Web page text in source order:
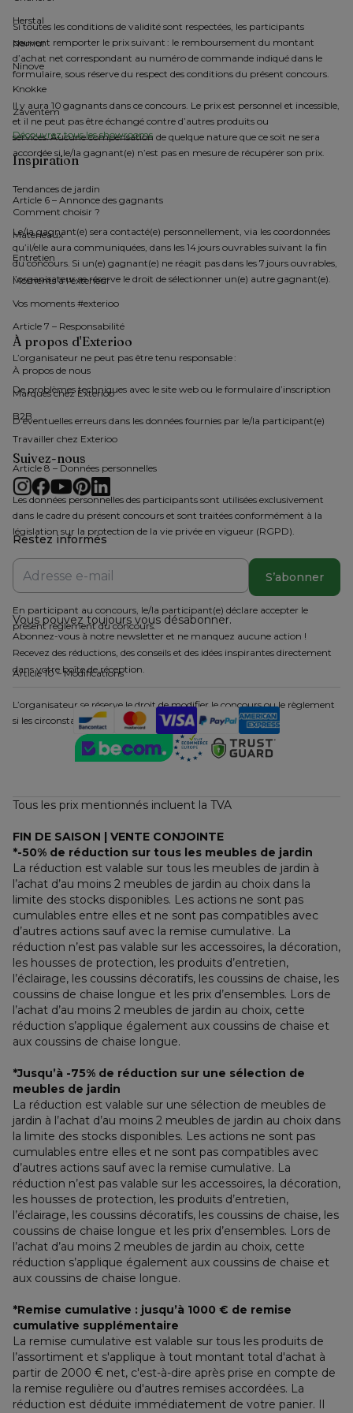
Si toutes les conditions de validité sont respectées, les participants
peuvent remporter le prix suivant : le remboursement du montant
d’achat net correspondant au numéro de commande indiqué dans le
formulaire, sous réserve du respect des conditions du présent concours.
Il y aura 10 gagnants dans ce concours. Le prix est personnel et incessible,
et il ne peut pas être échangé contre d’autres produits ou
services. Aucune compensation de quelque nature que ce soit ne sera
accordée si le/la gagnant(e) n’est pas en mesure de récupérer son prix.
Article 6 – Annonce des gagnants
Le/la gagnant(e) sera contacté(e) personnellement, via les coordonnées
qu’il/elle aura communiquées, dans les 14 jours ouvrables suivant la fin
du concours. Si un(e) gagnant(e) ne réagit pas dans les 7 jours ouvrables,
l’organisateur se réserve le droit de sélectionner un(e) autre gagnant(e).
Article 7 – Responsabilité
L’organisateur ne peut pas être tenu responsable :
De problèmes techniques avec le site web ou le formulaire d’inscription
D’éventuelles erreurs dans les données fournies par le/la participant(e)
Article 8 – Données personnelles
Les données personnelles des participants sont utilisées exclusivement
dans le cadre du présent concours et sont traitées conformément à la
législation sur la protection de la vie privée en vigueur (RGPD).
Article 9 – Acceptation du règlement
En participant au concours, le/la participant(e) déclare accepter le
présent règlement du concours.
Article 10 – Modifications
L’organisateur se réserve le droit de modifier le concours ou le règlement
si les circonstances l’exigent.
Herstal
Namur
Ninove
Knokke
Zaventem
Découvrez tous les showrooms
Inspiration
Tendances de jardin
Comment choisir ?
Materieaux
Entretien
Moments à l'exterieur
Vos moments #exterioo
À propos d'Exterioo
À propos de nous
Marques chez Exterioo
B2B
Travailler chez Exterioo
Suivez-nous
Restez informés
S’abonner
Vous pouvez toujours vous désabonner.
Abonnez-vous à notre newsletter et ne manquez aucune action !
Recevez des réductions, des conseils et des idées inspirantes directement
dans votre boîte de réception.
Tous les prix mentionnés incluent la TVA
FIN DE SAISON | VENTE CONJOINTE
*-50% de réduction sur tous les meubles de jardin
La réduction est valable sur tous les meubles de jardin à
l’achat d’au moins 2 meubles de jardin au choix dans la
limite des stocks disponibles. Les actions ne sont pas
cumulables entre elles et ne sont pas compatibles avec
d’autres actions sauf avec la remise cumulative. La
réduction n’est pas valable sur les accessoires, la décoration,
les housses de protection, les produits d’entretien,
l’éclairage, les coussins décoratifs, les coussins de chaise, les
coussins de chaise longue et les prix d’ensembles. Lors de
l’achat d’au moins 2 meubles de jardin au choix, cette
réduction s’applique également aux coussins de chaise et
aux coussins de chaise longue.
*Jusqu’à -75% de réduction sur une sélection de
meubles de jardin
La réduction est valable sur une sélection de meubles de
jardin à l’achat d’au moins 2 meubles de jardin au choix dans
la limite des stocks disponibles. Les actions ne sont pas
cumulables entre elles et ne sont pas compatibles avec
d’autres actions sauf avec la remise cumulative. La
réduction n’est pas valable sur les accessoires, la décoration,
les housses de protection, les produits d’entretien,
l’éclairage, les coussins décoratifs, les coussins de chaise, les
coussins de chaise longue et les prix d’ensembles. Lors de
l’achat d’au moins 2 meubles de jardin au choix, cette
réduction s’applique également aux coussins de chaise et
aux coussins de chaise longue.
*Remise cumulative : jusqu’à 1000 € de remise
cumulative supplémentaire
La remise cumulative est valable sur tous les produits de
l’assortiment et s'applique à tout montant total d'achat à
partir de 2000 € net, c'est-à-dire après prise en compte de
la remise regulière ou d'autres remises accordées. La
réduction est déduite immédiatement de votre panier. Il